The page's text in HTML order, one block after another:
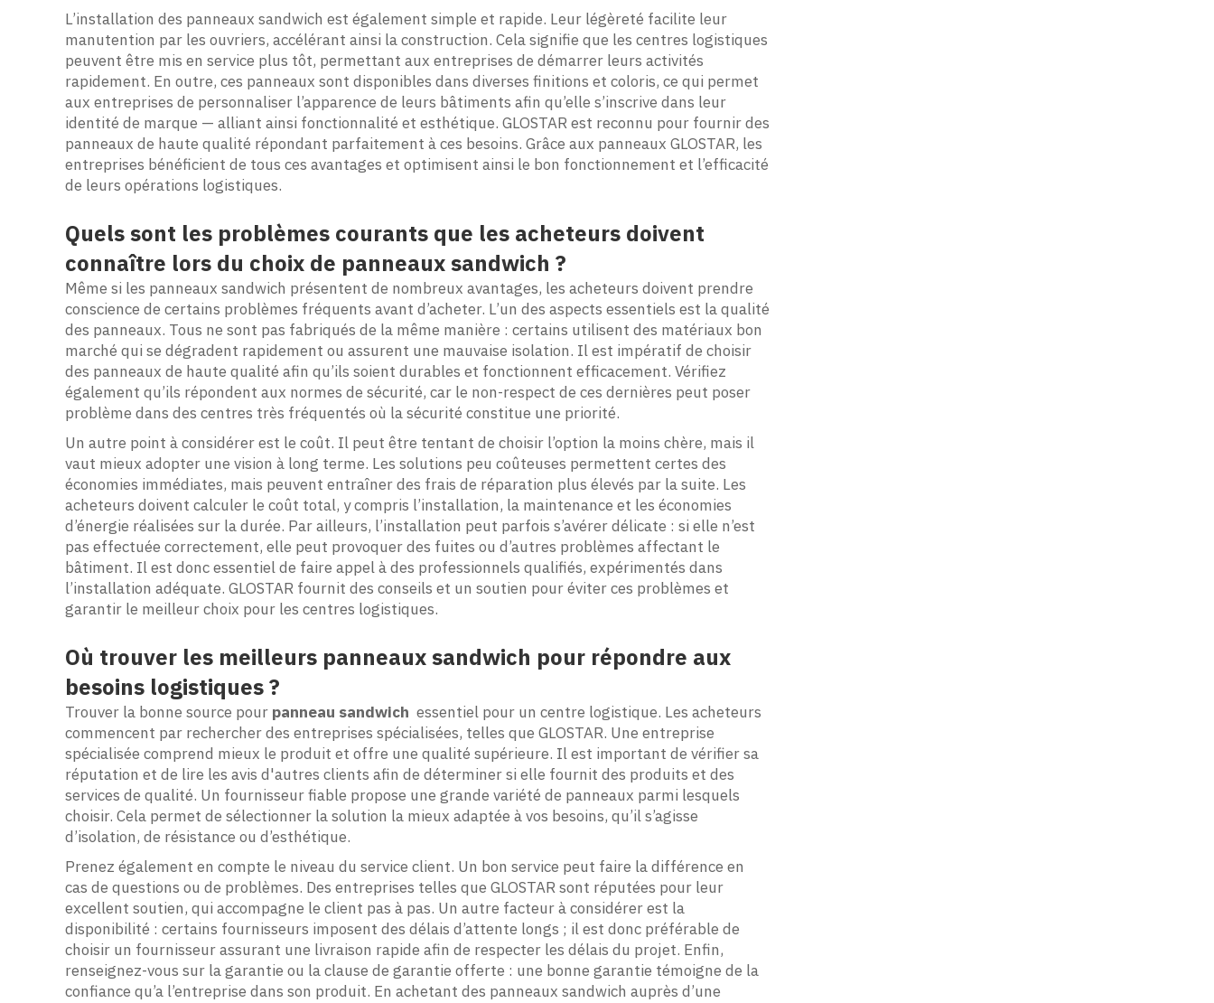
L’installation des panneaux sandwich est également simple et rapide. Leur légèreté facilite leur
manutention par les ouvriers, accélérant ainsi la construction. Cela signifie que les centres logistiques
peuvent être mis en service plus tôt, permettant aux entreprises de démarrer leurs activités
rapidement. En outre, ces panneaux sont disponibles dans diverses finitions et coloris, ce qui permet
aux entreprises de personnaliser l’apparence de leurs bâtiments afin qu’elle s’inscrive dans leur
identité de marque — alliant ainsi fonctionnalité et esthétique. GLOSTAR est reconnu pour fournir des
panneaux de haute qualité répondant parfaitement à ces besoins. Grâce aux panneaux GLOSTAR, les
entreprises bénéficient de tous ces avantages et optimisent ainsi le bon fonctionnement et l’efficacité
de leurs opérations logistiques.
Quels sont les problèmes courants que les acheteurs doivent
connaître lors du choix de panneaux sandwich ?
Même si les panneaux sandwich présentent de nombreux avantages, les acheteurs doivent prendre
conscience de certains problèmes fréquents avant d’acheter. L’un des aspects essentiels est la qualité
des panneaux. Tous ne sont pas fabriqués de la même manière : certains utilisent des matériaux bon
marché qui se dégradent rapidement ou assurent une mauvaise isolation. Il est impératif de choisir
des panneaux de haute qualité afin qu’ils soient durables et fonctionnent efficacement. Vérifiez
également qu’ils répondent aux normes de sécurité, car le non-respect de ces dernières peut poser
problème dans des centres très fréquentés où la sécurité constitue une priorité.
Un autre point à considérer est le coût. Il peut être tentant de choisir l’option la moins chère, mais il
vaut mieux adopter une vision à long terme. Les solutions peu coûteuses permettent certes des
économies immédiates, mais peuvent entraîner des frais de réparation plus élevés par la suite. Les
acheteurs doivent calculer le coût total, y compris l’installation, la maintenance et les économies
d’énergie réalisées sur la durée. Par ailleurs, l’installation peut parfois s’avérer délicate : si elle n’est
pas effectuée correctement, elle peut provoquer des fuites ou d’autres problèmes affectant le
bâtiment. Il est donc essentiel de faire appel à des professionnels qualifiés, expérimentés dans
l’installation adéquate. GLOSTAR fournit des conseils et un soutien pour éviter ces problèmes et
garantir le meilleur choix pour les centres logistiques.
Où trouver les meilleurs panneaux sandwich pour répondre aux
besoins logistiques ?
Trouver la bonne source pour panneau sandwich essentiel pour un centre logistique. Les acheteurs
commencent par rechercher des entreprises spécialisées, telles que GLOSTAR. Une entreprise
spécialisée comprend mieux le produit et offre une qualité supérieure. Il est important de vérifier sa
réputation et de lire les avis d'autres clients afin de déterminer si elle fournit des produits et des
services de qualité. Un fournisseur fiable propose une grande variété de panneaux parmi lesquels
choisir. Cela permet de sélectionner la solution la mieux adaptée à vos besoins, qu’il s’agisse
d’isolation, de résistance ou d’esthétique.
Prenez également en compte le niveau du service client. Un bon service peut faire la différence en
cas de questions ou de problèmes. Des entreprises telles que GLOSTAR sont réputées pour leur
excellent soutien, qui accompagne le client pas à pas. Un autre facteur à considérer est la
disponibilité : certains fournisseurs imposent des délais d’attente longs ; il est donc préférable de
choisir un fournisseur assurant une livraison rapide afin de respecter les délais du projet. Enfin,
renseignez-vous sur la garantie ou la clause de garantie offerte : une bonne garantie témoigne de la
confiance qu’a l’entreprise dans son produit. En achetant des panneaux sandwich auprès d’une